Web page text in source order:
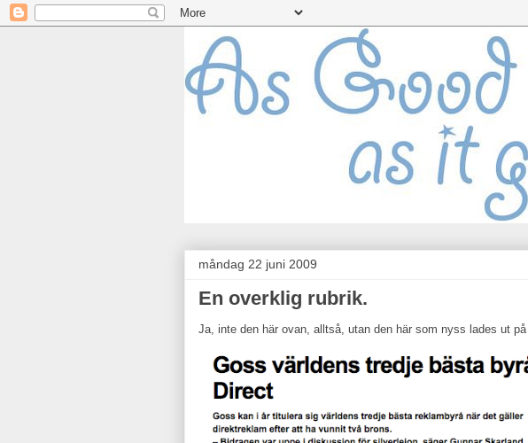
måndag 22 juni 2009
En overklig rubrik.
Ja, inte den här ovan, alltså, utan den här som nyss lades ut på